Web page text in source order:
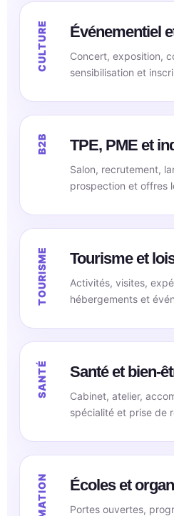
Événementiel
Concert, exposition,
sensibilisation et
TPE, PME et
Salon, recrutement,
prospection et offres
Tourisme et
Activités, visites,
hébergements et
Santé et bien-
Cabinet, atelier,
spécialité et prise de
Écoles et
Portes ouvertes,